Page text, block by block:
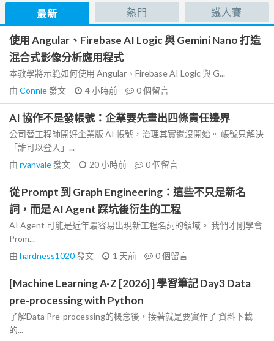
最新 熱門 鐵人賽
使用 Angular、Firebase AI Logic 與 Gemini Nano 打造
混合式影像分析應用程式
本教學將示範如何使用 Angular、Firebase AI Logic 與 G...
由 Connie發文 4 小時前 0個留言
AI 協作不是發帳號：企業要先畫出四條責任邊界
公司替工程師開好企業版 AI 帳號，治理其實還沒開始。 帳號只解決
「誰可以登入」...
由 ryanvale發文 20 小時前 0個留言
從 Prompt 到 Graph Engineering：這些不只是新名
詞，而是 AI Agent 踩坑後衍生的工程
AI Agent 可能是近年最容易出現新工程名詞的領域。 我們才剛學會
Prom...
由 hardness1020發文 1 天前 0個留言
[Machine Learning A-Z [2026] ] 學習筆記 Day3 Data
pre-processing with Python
了解Data Pre-processing的概念後，接著就是要實作了 資料下載
的...